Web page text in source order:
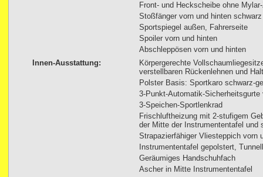
Front- und Heckscheibe ohne
Stoßfänger vorn und hinten
Sportspiegel außen, Fahrerseite
Spoiler vorn und hinten
Abschleppösen vorn und hinten
Innen-Ausstattung:
Körpergerechte
verstellbaren Rückenlehnen und
Polster Basis: Sportkaro schwarz-
3-Punkt-Automatik-Sicherheitsgurte
3-Speichen-Sportlenkrad
Frischluftheizung mit 2-stufigem
der Mitte der Instrumententafel und
Strapazierfähiger Vliesteppich vorn
Instrumententafel gepolstert,
Geräumiges Handschuhfach
Ascher in Mitte Instrumententafel